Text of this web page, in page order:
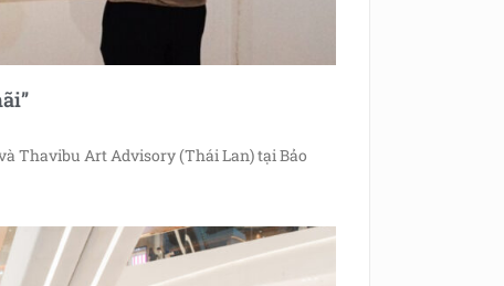
Thavibu Art Advisory (Thái Lan) tại Bảo